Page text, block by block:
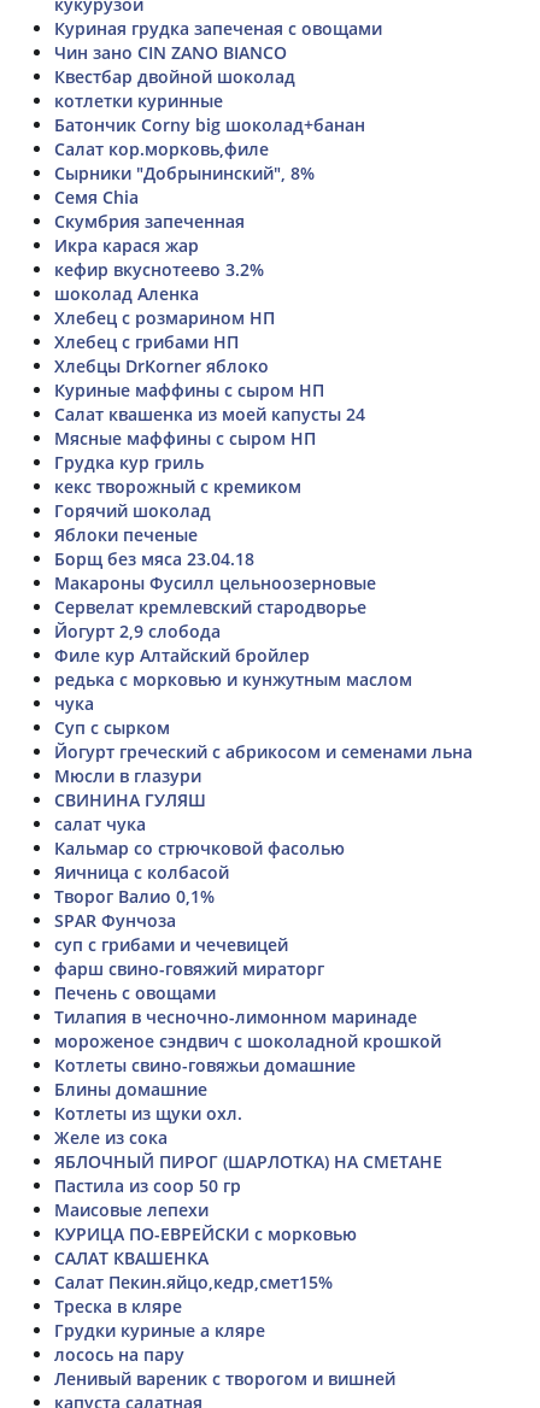
Куриная грудка запеченая с овощами
Чин зано CIN ZANO BIANCO
Квестбар двойной шоколад
котлетки куринные
Батончик Corny big шоколад+банан
Салат кор.морковь,филе
Сырники "Добрынинский", 8%
Семя Chia
Скумбрия запеченная
Икра карася жар
кефир вкуснотеево 3.2%
шоколад Аленка
Хлебец с розмарином НП
Хлебец с грибами НП
Хлебцы DrKorner яблоко
Куриные маффины с сыром НП
Салат квашенка из моей капусты 24
Мясные маффины с сыром НП
Грудка кур гриль
кекс творожный с кремиком
Горячий шоколад
Яблоки печеные
Борщ без мяса 23.04.18
Макароны Фусилл цельноозерновые
Сервелат кремлевский стародворье
Йогурт 2,9 слобода
Филе кур Алтайский бройлер
редька с морковью и кунжутным маслом
чука
Суп с сырком
Йогурт греческий с абрикосом и семенами льна
Мюсли в глазури
СВИНИНА ГУЛЯШ
салат чука
Кальмар со стрючковой фасолью
Яичница с колбасой
Творог Валио 0,1%
SPAR Фунчоза
суп с грибами и чечевицей
фарш свино-говяжий мираторг
Печень с овощами
Тилапия в чесночно-лимонном маринаде
мороженое сэндвич с шоколадной крошкой
Котлеты свино-говяжьи домашние
Блины домашние
Котлеты из щуки охл.
Желе из сока
ЯБЛОЧНЫЙ ПИРОГ (ШАРЛОТКА) НА СМЕТАНЕ
Пастила из соор 50 гр
Маисовые лепехи
КУРИЦА ПО-ЕВРЕЙСКИ с морковью
САЛАТ КВАШЕНКА
Салат Пекин.яйцо,кедр,смет15%
Треска в кляре
Грудки куриные а кляре
лосось на пару
Ленивый вареник с творогом и вишней
капуста салатная